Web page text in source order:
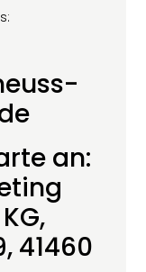
an:
41460